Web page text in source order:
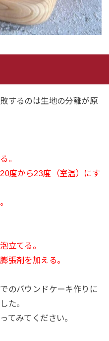
するのは生地の分離が原
。
20度から23度（室温）にす
立てる。
張剤を加える。
のパウンドケーキ作りに
た。
てみてください。